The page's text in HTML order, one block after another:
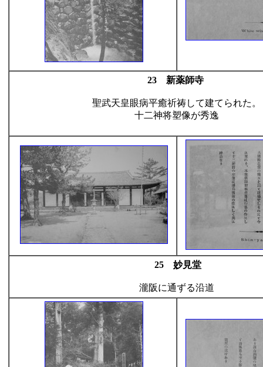
23 新薬師寺
聖武天皇眼病平癒祈祷して建てられた。
十二神将塑像が秀逸
25 妙見堂
瀧阪に通ずる沿道